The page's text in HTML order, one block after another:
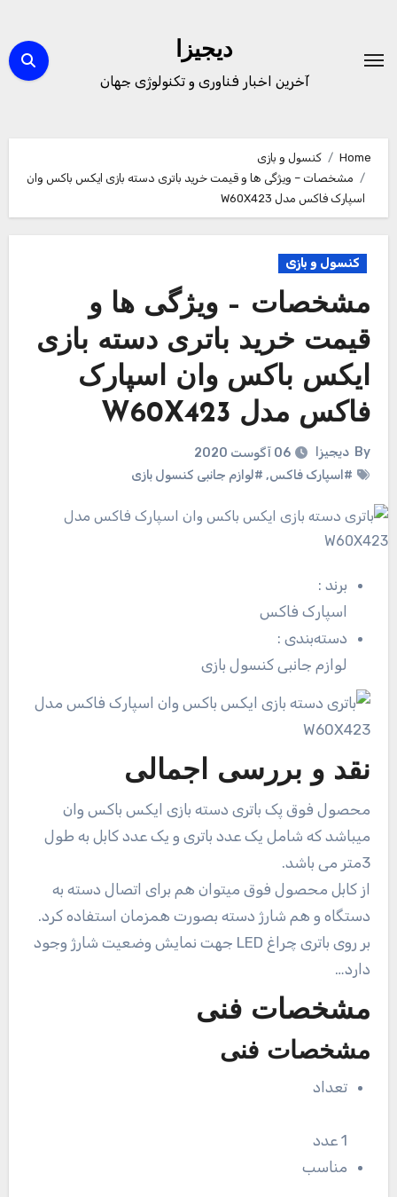
content
دیجیزا
آخرین اخبار فناوری و تکنولوژی جهان
Home
کنسول و بازی
مشخصات – ویژگی ها و قیمت خرید باتری دسته بازی ایکس باکس وان
اسپارک فاکس مدل W60X423
کنسول و بازی
مشخصات – ویژگی ها و
قیمت خرید باتری دسته بازی
ایکس باکس وان اسپارک
فاکس مدل W60X423
By دیجیزا
06 آگوست 2020
#اسپارک فاکس, #لوازم جانبی کنسول بازی
برند:
اسپارک فاکس
دسته‌بندی:
لوازم جانبی کنسول بازی
نقد و بررسی اجمالی
محصول فوق پک باتری دسته بازی ایکس باکس وان
میباشد که شامل یک عدد باتری و یک عدد کابل به طول
3متر می باشد.
از کابل محصول فوق میتوان هم برای اتصال دسته به
دستگاه و هم شارژ دسته بصورت همزمان استفاده کرد.
بر روی باتری چراغ LED جهت نمایش وضعیت شارژ وجود
دارد…
مشخصات فنی
مشخصات فنی
تعداد
1 عدد
مناسب